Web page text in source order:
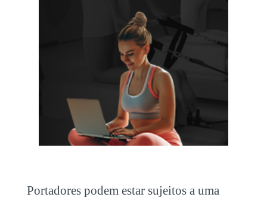
Portadores podem estar sujeitos a uma